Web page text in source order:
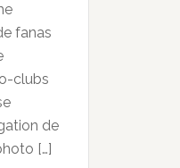
fanas
clubs
de
[…]